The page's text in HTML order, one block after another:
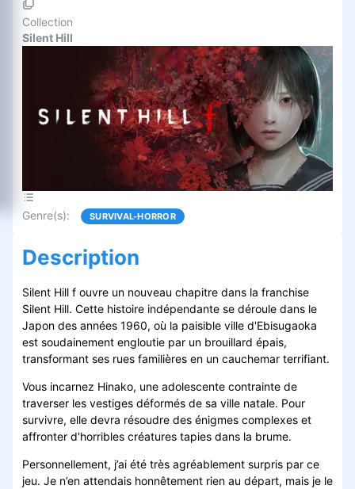
Collection
Silent Hill
Genre(s): SURVIVAL-HORROR
Description
Silent Hill f ouvre un nouveau chapitre dans la franchise
Silent Hill. Cette histoire indépendante se déroule dans le
Japon des années 1960, où la paisible ville d'Ebisugaoka
est soudainement engloutie par un brouillard épais,
transformant ses rues familières en un cauchemar terrifiant.
Vous incarnez Hinako, une adolescente contrainte de
traverser les vestiges déformés de sa ville natale. Pour
survivre, elle devra résoudre des énigmes complexes et
affronter d'horribles créatures tapies dans la brume.
Personnellement, j’ai été très agréablement surpris par ce
jeu. Je n’en attendais honnêtement rien au départ, mais je le